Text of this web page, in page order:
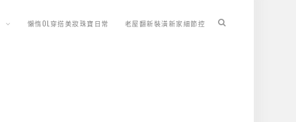
懶惰OL穿搭美妝珠寶日常 老屋翻新裝潢新家細節控